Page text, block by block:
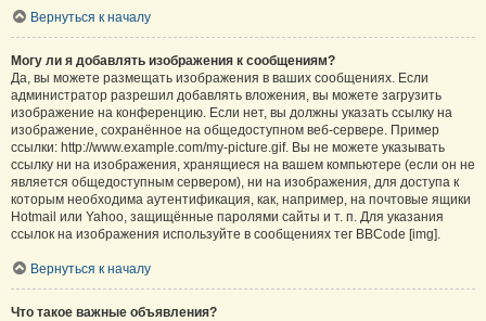
Вернуться к началу
Могу ли я добавлять изображения к сообщениям?
Да, вы можете размещать изображения в ваших сообщениях. Если
администратор разрешил добавлять вложения, вы можете загрузить
изображение на конференцию. Если нет, вы должны указать ссылку на
изображение, сохранённое на общедоступном веб-сервере. Пример
ссылки: http://www.example.com/my-picture.gif. Вы не можете указывать
ссылку ни на изображения, хранящиеся на вашем компьютере (если он не
является общедоступным сервером), ни на изображения, для доступа к
которым необходима аутентификация, как, например, на почтовые ящики
Hotmail или Yahoo, защищённые паролями сайты и т. п. Для указания
ссылок на изображения используйте в сообщениях тег BBCode [img].
Вернуться к началу
Что такое важные объявления?